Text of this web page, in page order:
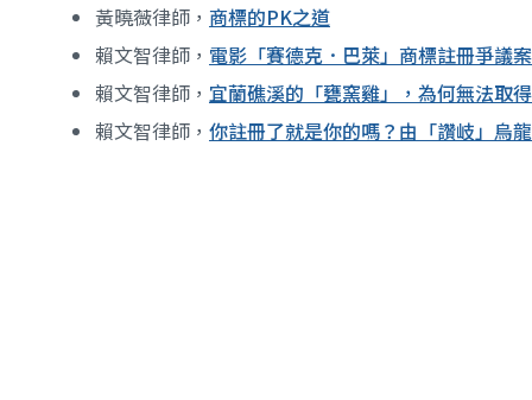
黃曉薇律師， 商標的PK之道
賴文智律師， 電影「賽德克．巴萊」商標註冊爭議
賴文智律師， 宜蘭礁溪的「甕窯雞」，為何無法取
賴文智律師， 你註冊了就是你的嗎？由「讚岐」烏